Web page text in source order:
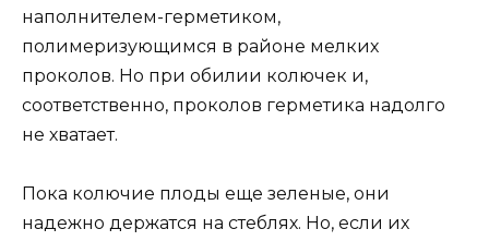
наполнителем-герметиком,
полимеризующимся в районе мелких
проколов. Но при обилии колючек и,
соответственно, проколов герметика надолго
не хватает.
Пока колючие плоды еще зеленые, они
надежно держатся на стеблях. Но, если их